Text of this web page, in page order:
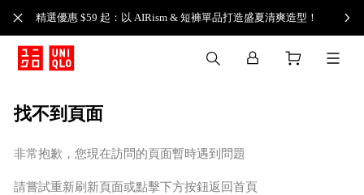
精選優惠 $59 起：以 AIRism & 短褲單品打造盛夏清爽造型！
找不到頁面
非常抱歉，您現在訪問的頁面暫時遇到問題
請嘗試重新刷新頁面或點擊下方按鈕返回首頁